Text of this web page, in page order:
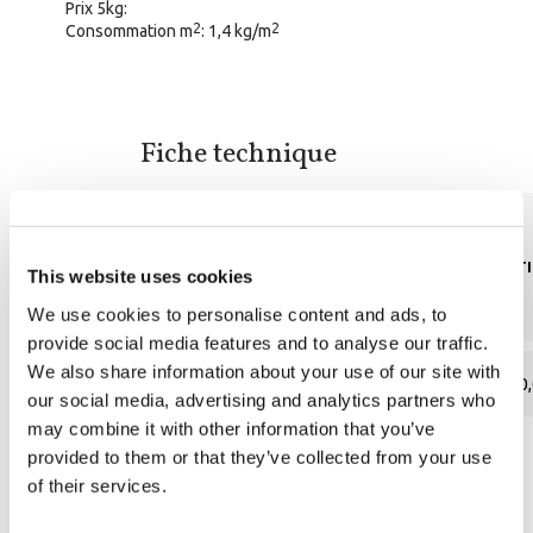
This website uses cookies
We use cookies to personalise content and ads, to
provide social media features and to analyse our traffic.
We also share information about your use of our site with
our social media, advertising and analytics partners who
may combine it with other information that you’ve
provided to them or that they’ve collected from your use
of their services.
d'obtenir des certifications importantes,
reconnues au niveau international, en termes de
qualité, de sécurité, de responsabilité sociale et
de durabilité.
Pour soutenir son engagement en faveur de
l'environnement, la mosaïque en verre SICIS est
Prix 5kg:
Consommation m2: 1,4 kg/m2
Fiche technique
TENEUR EN PLOMB
absent